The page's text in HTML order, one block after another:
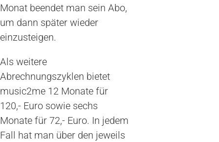
Monat beendet man sein Abo,
um dann später wieder
einzusteigen.
Als weitere
Abrechnungszyklen bietet
music2me 12 Monate für
120,- Euro sowie sechs
Monate für 72,- Euro. In jedem
Fall hat man über den jeweils